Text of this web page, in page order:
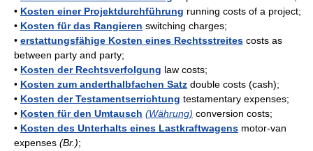
• Kosten einer Projektdurchführung running costs of a project;
• Kosten für das Rangieren switching charges;
• erstattungsfähige Kosten eines Rechtsstreites costs as
between party and party;
• Kosten der Rechtsverfolgung law costs;
• Kosten zum anderthalbfachen Satz double costs (cash);
• Kosten der Testamentserrichtung testamentary expenses;
• Kosten für den Umtausch (Währung) conversion costs;
• Kosten des Unterhalts eines Lastkraftwagens motor-van
expenses (Br.);